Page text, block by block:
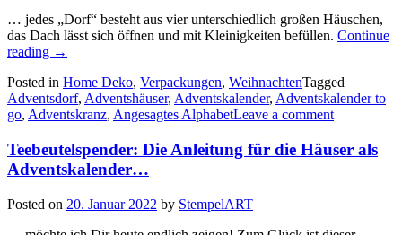
… jedes „Dorf“ besteht aus vier unterschiedlich großen Häuschen,
das Dach lässt sich öffnen und mit Kleinigkeiten befüllen. Continue
reading „Adventsdorf
beleuchtete
Häuschen
für
Adventssonntage…“
→
Posted in Home Deko, Verpackungen, WeihnachtenTagged
Adventsdorf, Adventshäuser, Adventskalender, Adventskalender to
go, Adventskranz, Angesagtes AlphabetLeave a comment
Teebeutelspender: Die Anleitung für die Häuser als
Adventskalender…
Posted on 20. Januar 2022 by StempelART